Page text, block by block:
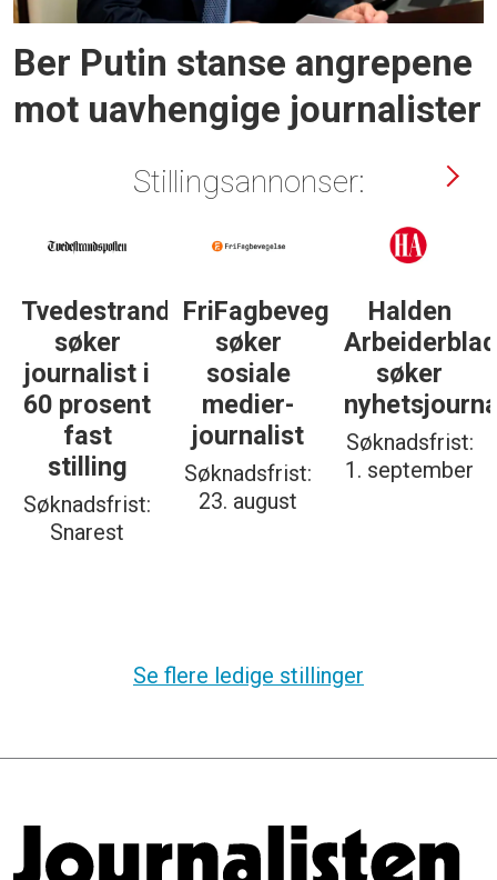
Ber Putin stanse angrepene
mot uavhengige journalister
Stillingsannonser:
Tvedestrandsposten
søker
journalist i
60 prosent
fast
stilling
Søknadsfrist:
Snarest
FriFagbevegelse
søker
sosiale
medier-
journalist
Søknadsfrist:
23. august
Halden
Arbeiderblad
søker
Søknadsfrist:
1. september
Se flere ledige stillinger